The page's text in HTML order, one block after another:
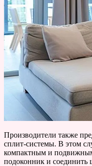
Производители также
сплит-системы. В этом
компактным и
подоконник и соединить